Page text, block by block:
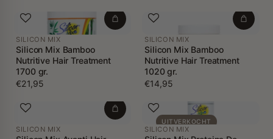
SILICON MIX
Silicon Mix Bamboo
Nutritive Hair Treatment
1700 gr.
€21,95
SILICON MIX
Silicon Mix Bamboo
Nutritive Hair Treatment
1020 gr.
€14,95
SILICON MIX
UITVERKOCHT
SILICON MIX